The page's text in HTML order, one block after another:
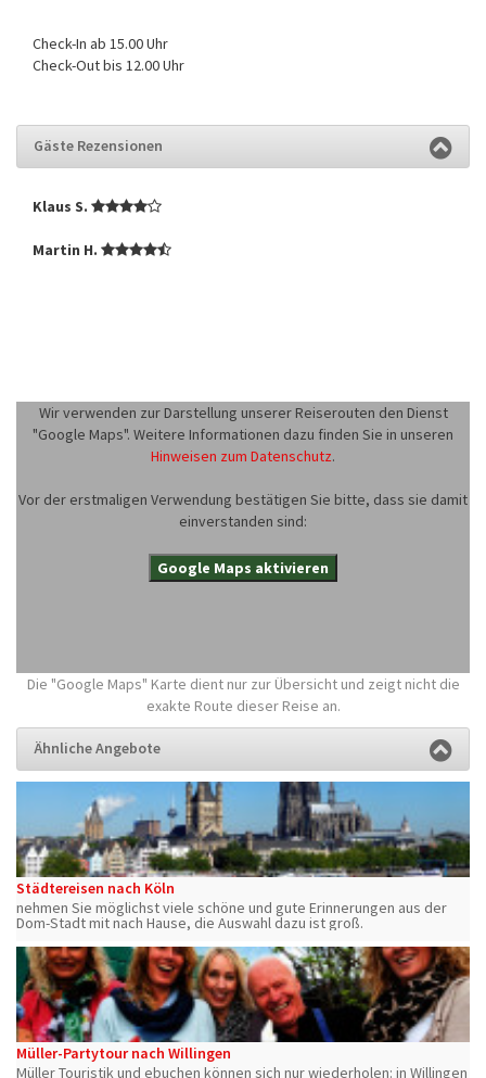
Check-In ab 15.00 Uhr
Check-Out bis 12.00 Uhr
Gäste Rezensionen
Klaus S.
Martin H.
Wir verwenden zur Darstellung unserer Reiserouten den Dienst
"Google Maps". Weitere Informationen dazu finden Sie in unseren
Hinweisen zum Datenschutz.
Vor der erstmaligen Verwendung bestätigen Sie bitte, dass sie damit
einverstanden sind:
Google Maps aktivieren
Die "Google Maps" Karte dient nur zur Übersicht und zeigt nicht die
exakte Route dieser Reise an.
Ähnliche Angebote
Städtereisen nach Köln
nehmen Sie möglichst viele schöne und gute Erinnerungen aus der
Dom-Stadt mit nach Hause, die Auswahl dazu ist groß.
Müller-Partytour nach Willingen
Müller Touristik und ebuchen können sich nur wiederholen: in Willingen